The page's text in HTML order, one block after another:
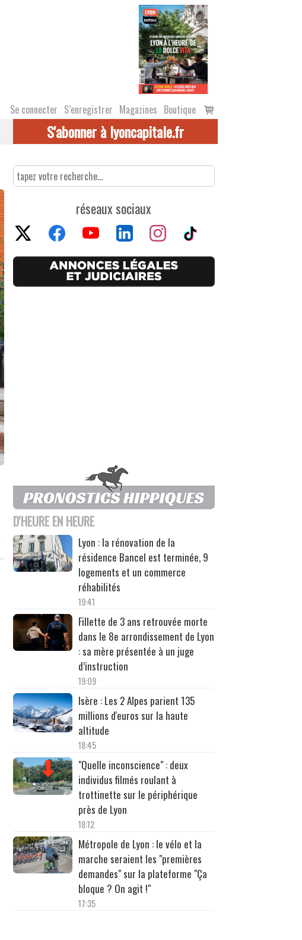
Se connecter S’enregistrer Magazines Boutique
Voir
le
S'abonner à lyoncapitale.fr
réseaux sociaux
D'HEURE EN HEURE
Lyon : la rénovation de la
résidence Bancel est terminée, 9
logements et un commerce
réhabilités
19:41
Fillette de 3 ans retrouvée morte
dans le 8e arrondissement de Lyon
: sa mère présentée à un juge
d’instruction
19:09
Isère : Les 2 Alpes parient 135
millions d'euros sur la haute
altitude
18:45
"Quelle inconscience" : deux
individus filmés roulant à
trottinette sur le périphérique
près de Lyon
18:12
Métropole de Lyon : le vélo et la
marche seraient les "premières
demandes" sur la plateforme "Ça
bloque ? On agit !"
17:35